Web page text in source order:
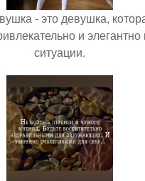
- это девушка,
и
ситуации.